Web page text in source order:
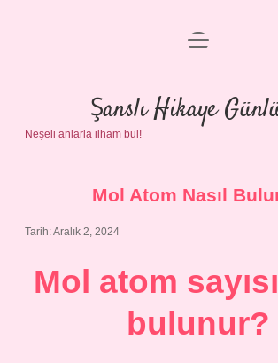
Anasayfa
Gizlilik Politikası
menüyü
Şanslı Hikaye
Neşeli anlarla ilham bul!
Mol Atom Nasıl
Tarih: Aralık 2, 2024
Mol atom
bulunur?